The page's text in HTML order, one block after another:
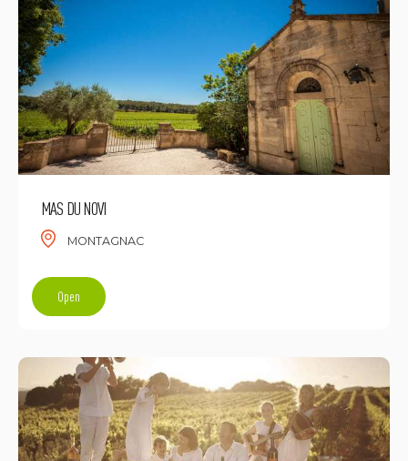
MAS DU NOVI
MONTAGNAC
Open